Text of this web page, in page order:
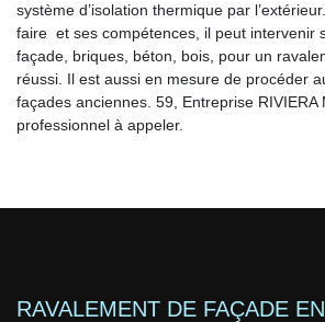
système d’isolation thermique par
faire et ses compétences, il peut intervenir
façade, briques, béton, bois, pour un
réussi. Il est aussi en mesure de procéder
façades anciennes. 59, Entreprise RIVIERA
professionnel à appeler.
RAVALEMENT DE FAÇADE